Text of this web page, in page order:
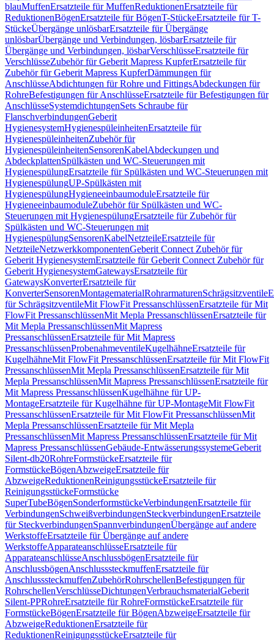
blauMuffenErsatzteile für MuffenReduktionenErsatzteile für
ReduktionenBögenErsatzteile für BögenT-StückeErsatzteile für T-
StückeÜbergänge unlösbarErsatzteile für Übergänge
unlösbarÜbergänge und Verbindungen, lösbarErsatzteile für
Übergänge und Verbindungen, lösbarVerschlüsseErsatzteile für
VerschlüsseZubehör für Geberit Mapress KupferErsatzteile für
Zubehör für Geberit Mapress KupferDämmungen für
AnschlüsseAbdichtungen für Rohre und FittingsAbdeckungen für
RohreBefestigungen für AnschlüsseErsatzteile für Befestigungen für
AnschlüsseSystemdichtungenSets Schraube für
FlanschverbindungenGeberit
HygienesystemHygienespüleinheitenErsatzteile für
HygienespüleinheitenZubehör für
HygienespüleinheitenSensorenKabelAbdeckungen und
AbdeckplattenSpülkästen und WC-Steuerungen mit
HygienespülungErsatzteile für Spülkästen und WC-Steuerungen mit
HygienespülungUP-Spülkästen mit
HygienespülungHygieneeinbaumoduleErsatzteile für
HygieneeinbaumoduleZubehör für Spülkästen und WC-
Steuerungen mit HygienespülungErsatzteile für Zubehör für
Spülkästen und WC-Steuerungen mit
HygienespülungSensorenKabelNetzteileErsatzteile für
NetzteileNetzwerkkomponentenGeberit Connect Zubehör für
Geberit HygienesystemErsatzteile für Geberit Connect Zubehör für
Geberit HygienesystemGatewaysErsatzteile für
GatewaysKonverterErsatzteile für
KonverterSensorenMontagematerialRohrarmaturenSchrägsitzventile
für SchrägsitzventileMit FlowFit PressanschlüssenErsatzteile für Mit
FlowFit PressanschlüssenMit Mepla PressanschlüssenErsatzteile für
Mit Mepla PressanschlüssenMit Mapress
PressanschlüssenErsatzteile für Mit Mapress
PressanschlüssenProbenahmeventileKugelhähneErsatzteile für
KugelhähneMit FlowFit PressanschlüssenErsatzteile für Mit FlowFit
PressanschlüssenMit Mepla PressanschlüssenErsatzteile für Mit
Mepla PressanschlüssenMit Mapress PressanschlüssenErsatzteile für
Mit Mapress PressanschlüssenKugelhähne für UP-
MontageErsatzteile für Kugelhähne für UP-MontageMit FlowFit
PressanschlüssenErsatzteile für Mit FlowFit PressanschlüssenMit
Mepla PressanschlüssenErsatzteile für Mit Mepla
PressanschlüssenMit Mapress PressanschlüssenErsatzteile für Mit
Mapress PressanschlüssenGebäude-EntwässerungssystemeGeberit
Silent-db20RohreFormstückeErsatzteile für
FormstückeBögenAbzweigeErsatzteile für
AbzweigeReduktionenReinigungsstückeErsatzteile für
ReinigungsstückeFormstücke
SuperTubeBögenSonderformstückeVerbindungenErsatzteile für
VerbindungenSchweißverbindungenSteckverbindungenErsatzteile
für SteckverbindungenSpannverbindungenÜbergänge auf andere
WerkstoffeErsatzteile für Übergänge auf andere
WerkstoffeApparateanschlüsseErsatzteile für
ApparateanschlüsseAnschlussbögenErsatzteile für
AnschlussbögenAnschlusssteckmuffenErsatzteile für
AnschlusssteckmuffenZubehörRohrschellenBefestigungen für
RohrschellenVerschlüsseDichtungenVerbrauchsmaterialGeberit
Silent-PPRohreErsatzteile für RohreFormstückeErsatzteile für
FormstückeBögenErsatzteile für BögenAbzweigeErsatzteile für
AbzweigeReduktionenErsatzteile für
ReduktionenReinigungsstückeErsatzteile für